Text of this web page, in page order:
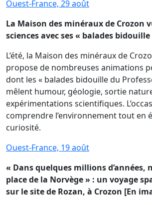
Ouest-France, 29 août
La Maison des minéraux de Crozon
sciences avec ses « balades bidouille
L’été, la Maison des minéraux de
propose de nombreuses animations
dont les « balades bidouille du
mêlent humour, géologie, sortie
expérimentations scientifiques.
comprendre l’environnement tout en
curiosité.
Ouest-France, 19 août
« Dans quelques millions d’années,
place de la Norvège » : un voyage
sur le site de Rozan, à Crozon [En